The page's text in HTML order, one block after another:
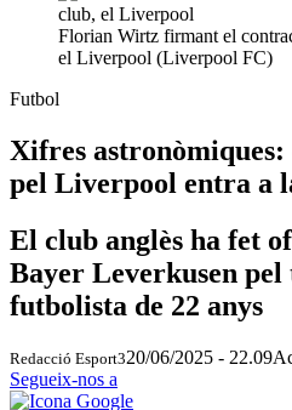
Florian Wirtz firmant el
el Liverpool (Liverpool FC)
Futbol
Xifres
pel Liverpool entra a
El club anglès ha fet
Bayer Leverkusen pel
futbolista de 22 anys
Redacció Esport320/06/2025 - 22.09
Segueix-nos a